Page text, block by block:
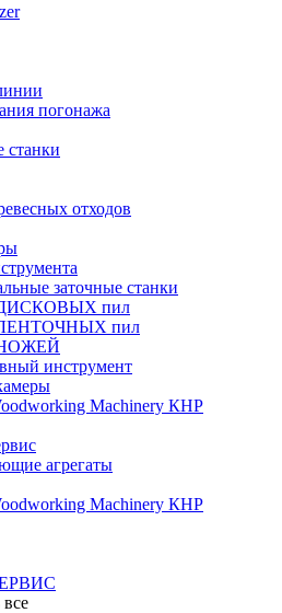
погонажа
отходов
заточные станки
ДИСКОВЫХ пил
ЛЕНТОЧНЫХ пил
НОЖЕЙ
инструмент
Machinery КНР
агрегаты
Machinery КНР
все